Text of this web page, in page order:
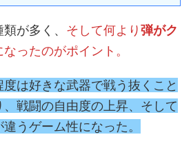
が多く、 そして何より弾がク
なったのがポイント。
度は好きな武器で戦う抜くこと
戦闘の自由度の上昇、そして
うゲーム性になった。